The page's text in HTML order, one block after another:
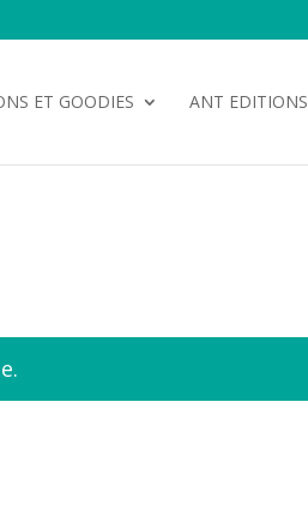
ET GOODIES ANT EDITIONS